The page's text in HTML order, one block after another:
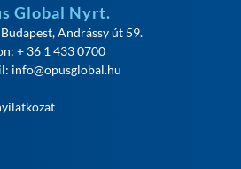
Global Nyrt.
Andrássy út 59.
+ 36 1 433 0700
info@opusglobal.hu